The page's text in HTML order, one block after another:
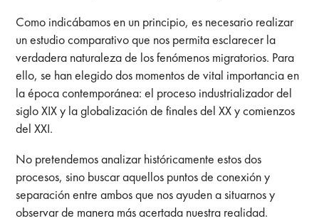
Como indicábamos en un principio, es necesario realizar
un estudio comparativo que nos permita esclarecer la
verdadera naturaleza de los fenómenos migratorios. Para
ello, se han elegido dos momentos de vital importancia en
la época contemporánea: el proceso industrializador del
siglo XIX y la globalización de finales del XX y comienzos
del XXI.
No pretendemos analizar históricamente estos dos
procesos, sino buscar aquellos puntos de conexión y
separación entre ambos que nos ayuden a situarnos y
observar de manera más acertada nuestra realidad.